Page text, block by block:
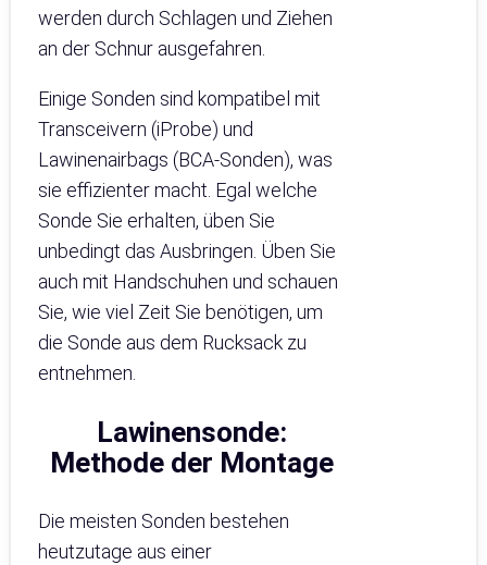
werden durch Schlagen und Ziehen
an der Schnur ausgefahren.
Einige Sonden sind kompatibel mit
Transceivern (iProbe) und
Lawinenairbags (BCA-Sonden), was
sie effizienter macht. Egal welche
Sonde Sie erhalten, üben Sie
unbedingt das Ausbringen. Üben Sie
auch mit Handschuhen und schauen
Sie, wie viel Zeit Sie benötigen, um
die Sonde aus dem Rucksack zu
entnehmen.
Lawinensonde:
Methode der Montage
Die meisten Sonden bestehen
heutzutage aus einer